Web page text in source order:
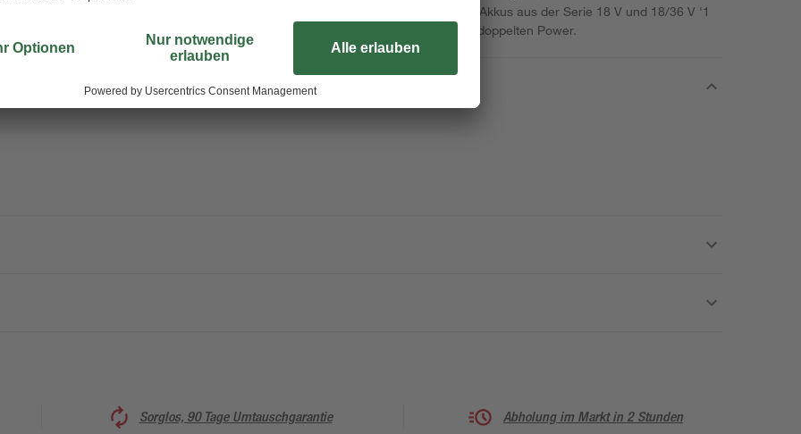
leuchtet permanent bei 100 %. Nur passend für Akkus aus der Serie 18 V und 18/36 V '1
Battery - 2 Voltages'. So kommst du schnell zur doppelten Power.
Sorglos, 90 Tage Umtauschgarantie Abholung im Markt in 2 Stunden